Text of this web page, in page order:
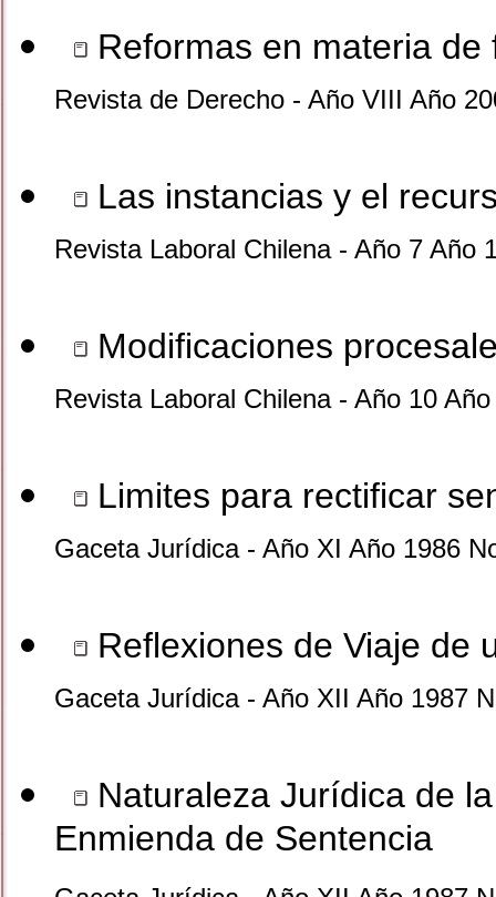
Reformas en materia de
Revista de Derecho - Año VIII Año
Las instancias y el
Revista Laboral Chilena - Año 7 Año
Modificaciones
Revista Laboral Chilena - Año 10
Limites para rectificar
Gaceta Jurídica - Año XI Año 1986
Reflexiones de Viaje de
Gaceta Jurídica - Año XII Año 1987
Naturaleza Jurídica de
Enmienda de Sentencia